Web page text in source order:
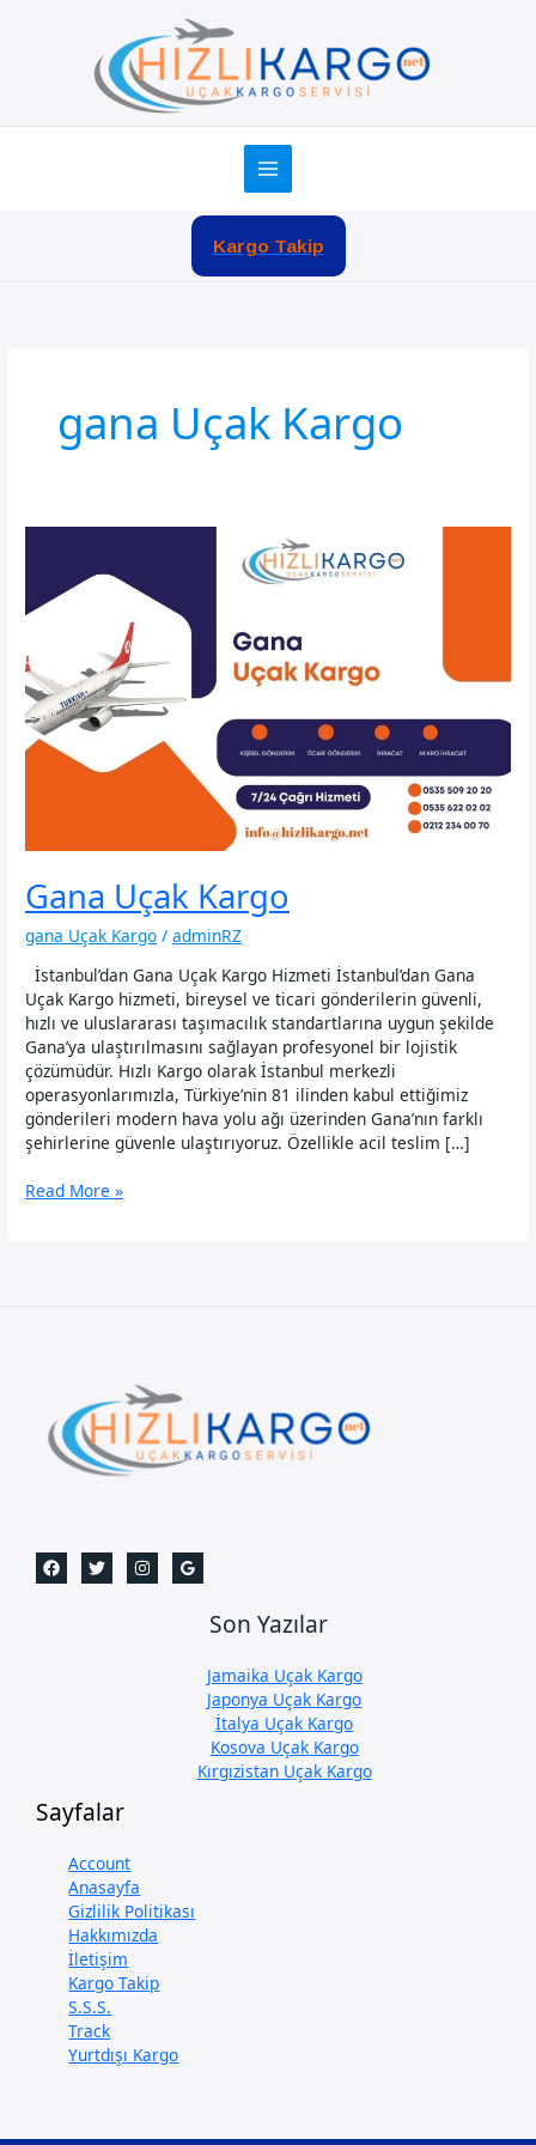
Kargo Takip
gana Uçak Kargo
Gana Uçak Kargo
gana Uçak Kargo /adminRZ
İstanbul’dan Gana Uçak Kargo Hizmeti İstanbul’dan Gana
Uçak Kargo hizmeti, bireysel ve ticari gönderilerin güvenli,
hızlı ve uluslararası taşımacılık standartlarına uygun şekilde
Gana’ya ulaştırılmasını sağlayan profesyonel bir lojistik
çözümüdür. Hızlı Kargo olarak İstanbul merkezli
operasyonlarımızla, Türkiye’nin 81 ilinden kabul ettiğimiz
gönderileri modern hava yolu ağı üzerinden Gana’nın farklı
şehirlerine güvenle ulaştırıyoruz. Özellikle acil teslim […]
Gana
Read More »
Son Yazılar
Jamaika Uçak Kargo
Japonya Uçak Kargo
İtalya Uçak Kargo
Kosova Uçak Kargo
Kırgızistan Uçak Kargo
Sayfalar
Account
Anasayfa
Gizlilik Politikası
Hakkımızda
İletişim
Kargo Takip
S.S.S.
Track
Yurtdışı Kargo